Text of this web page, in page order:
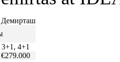
4+1